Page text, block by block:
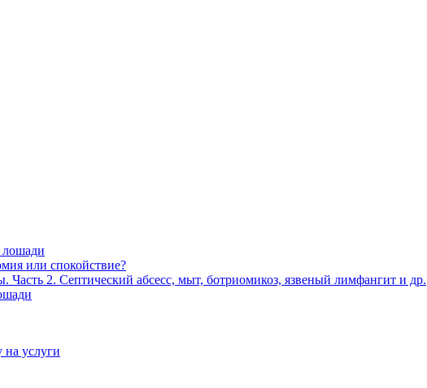
лошади
или спокойствие?
Часть 2. Септический абсесс, мыт, ботриомикоз, язвеный лимфангит и др.
на услуги